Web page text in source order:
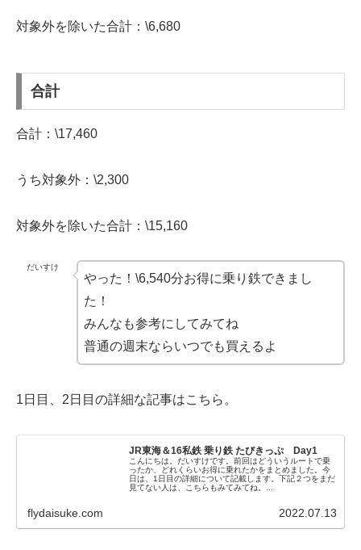
対象外を除いた合計：\6,680
合計
合計：\17,460
うち対象外：\2,300
対象外を除いた合計：\15,160
だいすけ
やった！\6,540分お得に乗り鉄できまし
た！
みんなも参考にしてみてね
普通の週末ならいつでも買えるよ
1日目、2日目の詳細な記事はこちら。
JR東海＆16私鉄 乗り鉄 たびきっぷ Day1
こんにちは。だいすけです。前回はどういうルートで乗
ったか、どれくらいお得に乗れたかをまとめました。今
日は、1日目の詳細について記載します。下記２つをまだ
見てない人は、こちらもみてみてね。...
flydaisuke.com 2022.07.13